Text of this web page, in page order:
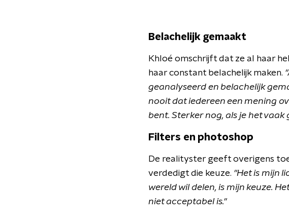
Belachelijk gemaakt
Khloé omschrijft dat ze al haar
haar constant belachelijk maken.
geanalyseerd en belachelijk
nooit dat iedereen een mening
bent. Sterker nog, als je het
Filters en photoshop
De realityster geeft overigens
verdedigt die keuze. "Het is mijn
wereld wil delen, is mijn keuze.
niet acceptabel is."